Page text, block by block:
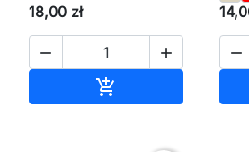
18,00 zł
 

